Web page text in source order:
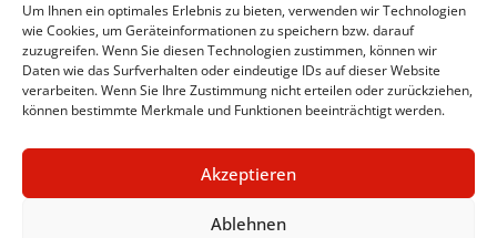
Um Ihnen ein optimales Erlebnis zu bieten, verwenden wir Technologien
wie Cookies, um Geräteinformationen zu speichern bzw. darauf
zuzugreifen. Wenn Sie diesen Technologien zustimmen, können wir
Daten wie das Surfverhalten oder eindeutige IDs auf dieser Website
verarbeiten. Wenn Sie Ihre Zustimmung nicht erteilen oder zurückziehen,
können bestimmte Merkmale und Funktionen beeinträchtigt werden.
Akzeptieren
Ablehnen
Kontakt Zürich
Bewerbung Zürich
Stellenmeldung Zürich